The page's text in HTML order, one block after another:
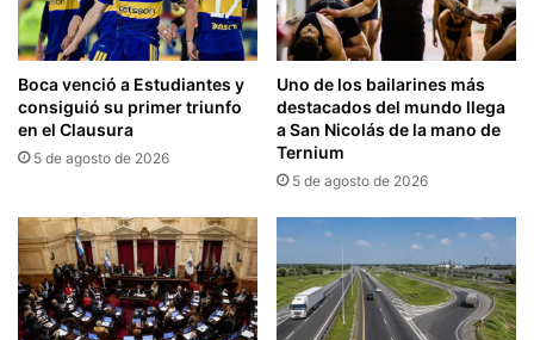
Boca venció a Estudiantes y
consiguió su primer triunfo
en el Clausura
5 de agosto de 2026
Uno de los bailarines más
destacados del mundo llega
a San Nicolás de la mano de
Ternium
5 de agosto de 2026